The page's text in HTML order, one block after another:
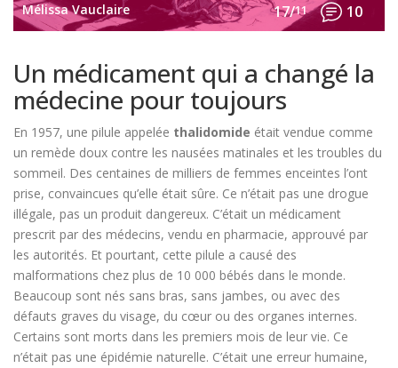
Mélissa Vauclaire 17/11 10
Un médicament qui a changé la
médecine pour toujours
En 1957, une pilule appelée thalidomide était vendue comme
un remède doux contre les nausées matinales et les troubles du
sommeil. Des centaines de milliers de femmes enceintes l’ont
prise, convaincues qu’elle était sûre. Ce n’était pas une drogue
illégale, pas un produit dangereux. C’était un médicament
prescrit par des médecins, vendu en pharmacie, approuvé par
les autorités. Et pourtant, cette pilule a causé des
malformations chez plus de 10 000 bébés dans le monde.
Beaucoup sont nés sans bras, sans jambes, ou avec des
défauts graves du visage, du cœur ou des organes internes.
Certains sont morts dans les premiers mois de leur vie. Ce
n’était pas une épidémie naturelle. C’était une erreur humaine,